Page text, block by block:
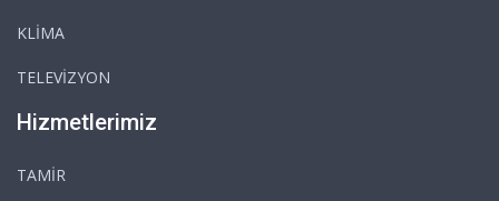
KLİMA
TELEVİZYON
Hizmetlerimiz
TAMİR